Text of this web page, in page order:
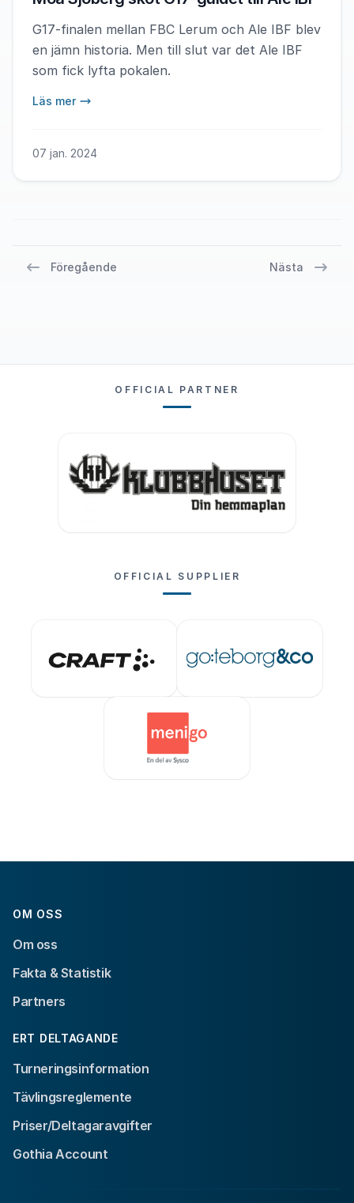
G17-finalen mellan FBC Lerum och Ale IBF blev
en jämn historia. Men till slut var det Ale IBF
som fick lyfta pokalen.
Läs mer
07 jan. 2024
Föregående Nästa
OFFICIAL PARTNER
OFFICIAL SUPPLIER
OM OSS
Om oss
Fakta & Statistik
Partners
ERT DELTAGANDE
Turneringsinformation
Tävlingsreglemente
Priser/Deltagaravgifter
Gothia Account